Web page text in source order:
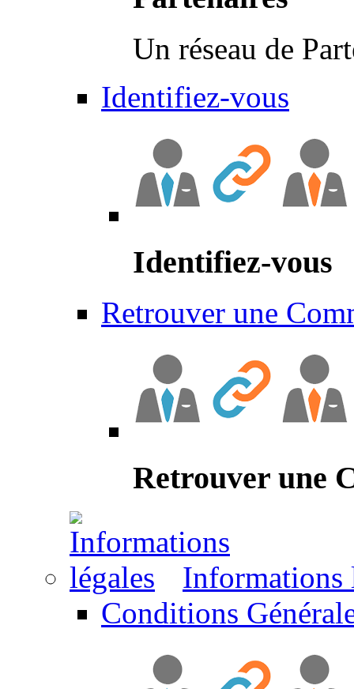
Un réseau de
Identifiez-vous
Identifiez-vous
Retrouver une
Retrouver une
Informations
Conditions